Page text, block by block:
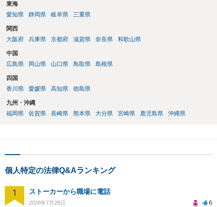
東海
愛知県
静岡県 岐阜県 三重県
関西
大阪府
兵庫県 京都府 滋賀県 奈良県 和歌山県
中国
広島県
岡山県 山口県 鳥取県 島根県
四国
香川県
愛媛県 高知県 徳島県
九州・沖縄
福岡県
佐賀県 長崎県 熊本県 大分県 宮崎県 鹿児島県 沖縄県
個人特定の法律Q&Aランキング
1 ストーカーから職場に電話
2026年7月28日 6